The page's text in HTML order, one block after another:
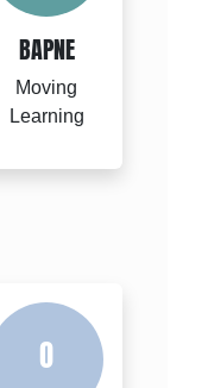
BAPNE
Moving
Learning
O